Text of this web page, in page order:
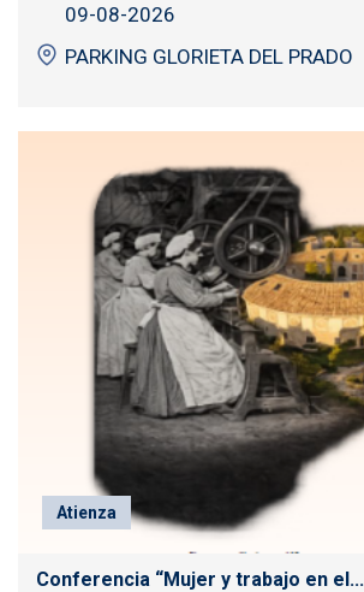
09-08-2026
PARKING GLORIETA DEL PRADO
Atienza
Conferencia “Mujer y trabajo en el...